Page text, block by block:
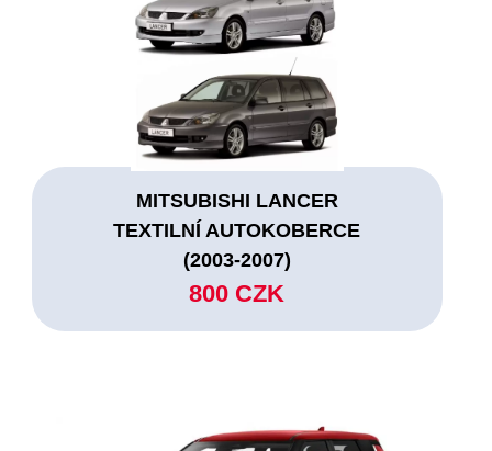
MITSUBISHI LANCER
TEXTILNÍ AUTOKOBERCE
(2003-2007)
800 CZK